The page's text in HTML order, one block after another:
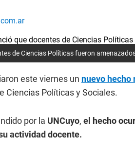
de Ciencias Políticas fueron
este viernes un nuevo hecho
Ciencias Políticas y Sociales.
por la UNCuyo, el hecho
actividad docente.